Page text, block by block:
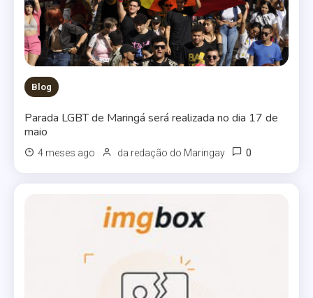
Blog
Parada LGBT de Maringá será realizada no dia 17 de
maio
4 meses ago da redação do Maringay 0